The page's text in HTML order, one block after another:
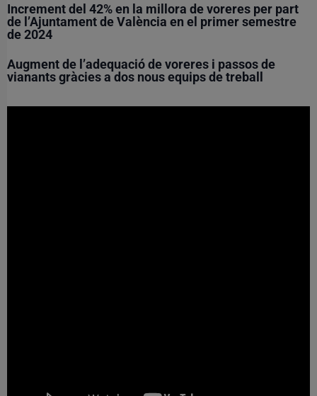
Increment del 42% en la millora de voreres per part
de l’Ajuntament de València en el primer semestre
de 2024
Augment de l’adequació de voreres i passos de
vianants gràcies a dos nous equips de treball